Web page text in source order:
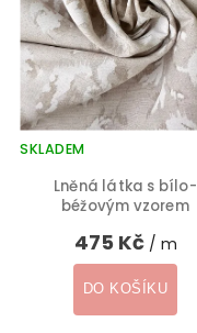
Lněná látka s bílo-
béžovým vzorem
SKLADEM
475 Kč / m
DO KOŠÍKU